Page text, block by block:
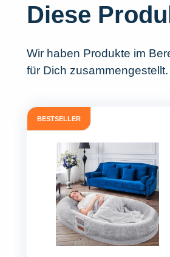
Diese
Wir haben Produkte im
für Dich
BESTSELLER